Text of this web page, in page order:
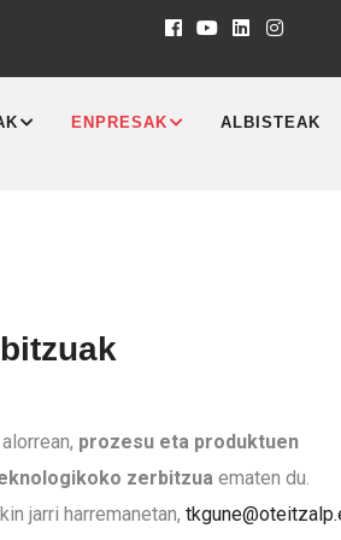
ENPRESAK ALBISTEAK
prozesu eta produktuen
zerbitzua ematen du.
jarri harremanetan,